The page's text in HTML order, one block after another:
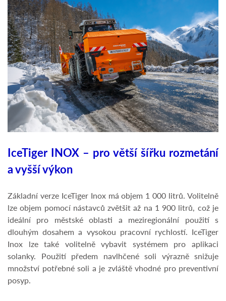
IceTiger INOX – pro větší šířku rozmetání
a vyšší výkon
Základní verze IceTiger Inox má objem 1 000 litrů. Volitelně
lze objem pomocí nástavců zvětšit až na 1 900 litrů, což je
ideální pro městské oblasti a meziregionální použití s
dlouhým dosahem a vysokou pracovní rychlostí. IceTiger
Inox lze také volitelně vybavit systémem pro aplikaci
solanky. Použití předem navlhčené soli výrazně snižuje
množství potřebné soli a je zvláště vhodné pro preventivní
posyp.